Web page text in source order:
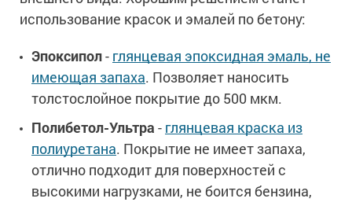
использование красок и эмалей по бетону:
Эпоксипол- глянцевая эпоксидная эмаль, не
имеющая запаха. Позволяет наносить
толстослойное покрытие до 500 мкм.
Полибетол-Ультра - глянцевая краска из
полиуретана. Покрытие не имеет запаха,
отлично подходит для поверхностей с
высокими нагрузками, не боится бензина,